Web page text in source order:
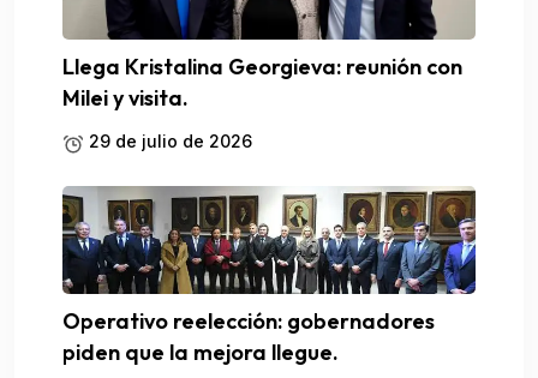
Llega Kristalina Georgieva: reunión con
Milei y visita.
29 de julio de 2026
Operativo reelección: gobernadores
piden que la mejora llegue.